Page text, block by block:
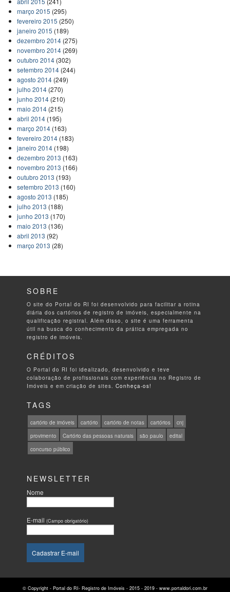
março 2015 (295)
fevereiro 2015 (250)
janeiro 2015 (189)
dezembro 2014(275)
novembro 2014(269)
outubro 2014(302)
setembro 2014(244)
agosto 2014(249)
julho 2014(270)
junho 2014(210)
maio 2014(215)
abril 2014(195)
março 2014(163)
fevereiro 2014(183)
janeiro 2014(198)
dezembro 2013 (163)
novembro 2013 (166)
outubro 2013 (193)
setembro 2013 (160)
agosto 2013 (185)
julho 2013 (188)
junho 2013 (170)
maio 2013 (136)
abril 2013 (92)
março 2013 (28)
SOBRE
O site do Portal do RI foi desenvolvido para facilitar a rotina
diária dos cartórios de registro de imóveis, especialmente na
qualificação registral. Além disso, o site é uma ferramenta
útil na busca do conhecimento da prática empregada no
registro de imóveis.
CRÉDITOS
O Portal do RI foi idealizado, desenvolvido e teve
colaboração de profissionais com experiência no Registro de
Imóveis e em criação de sites.Conheça-os!
TAGS
cartório de imóveis cartório cartório de notas cartórios
cnj
provimento
Cartório das pessoas naturais são paulo
edital
concurso público
NEWSLETTER
Nome
E-mail(Campo obrigatório)
© Copyright - Portal do RI- Registro de Imóveis - 2015 - 2019 - www.portaldori.com.br